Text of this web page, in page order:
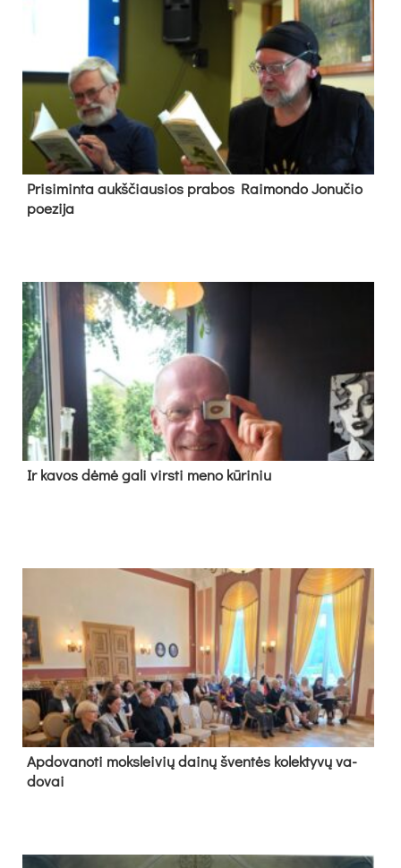
Pri­si­min­ta aukš­čiau­sios pra­bos Rai­mon­do Jo­nu­čio
poe­zi­ja
Ir ka­vos dė­mė ga­li virs­ti me­no kū­ri­niu
Ap­do­va­no­ti moks­lei­vių dai­nų šven­tės ko­lek­ty­vų va­
do­vai